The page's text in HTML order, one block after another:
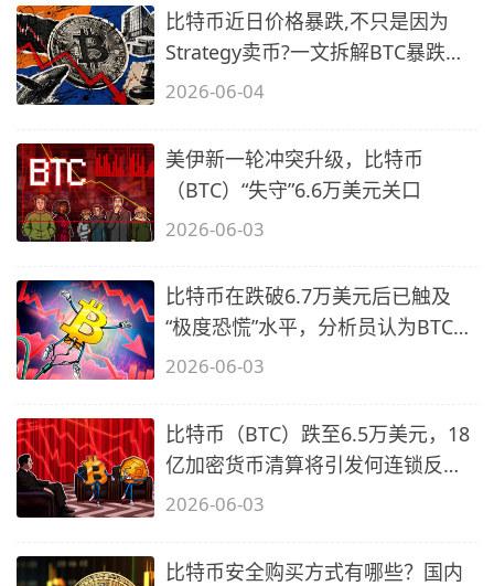
比特币近日价格暴跌,不只是因为
Strategy卖币?一文拆解BTC暴跌原
因
2026-06-04
美伊新一轮冲突升级，比特币
（BTC）“失守”6.6万美元关口
2026-06-03
比特币在跌破6.7万美元后已触及
“极度恐慌”水平，分析员认为BTC价
格有
2026-06-03
比特币（BTC）跌至6.5万美元，18
亿加密货币清算将引发何连锁反
应？
2026-06-03
比特币安全购买方式有哪些？国内